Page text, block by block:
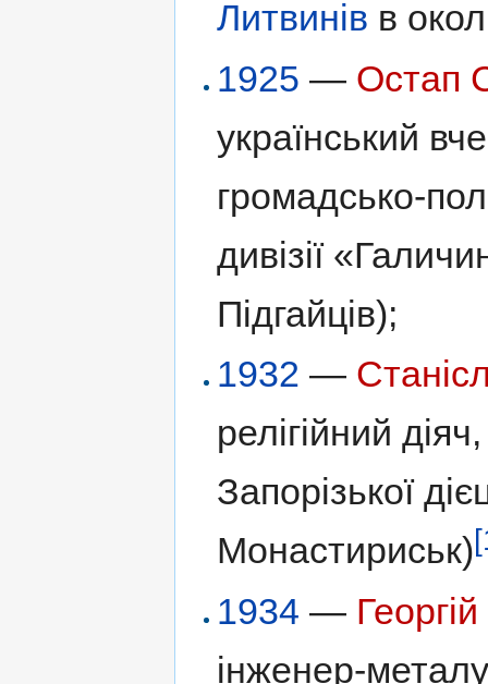
Литвинів в
1925 — Остап
український
громадсько-
дивізії
Підгайців);
1932 —
релігійний
Запорізької
Монастириськ)
1934 —
інженер-